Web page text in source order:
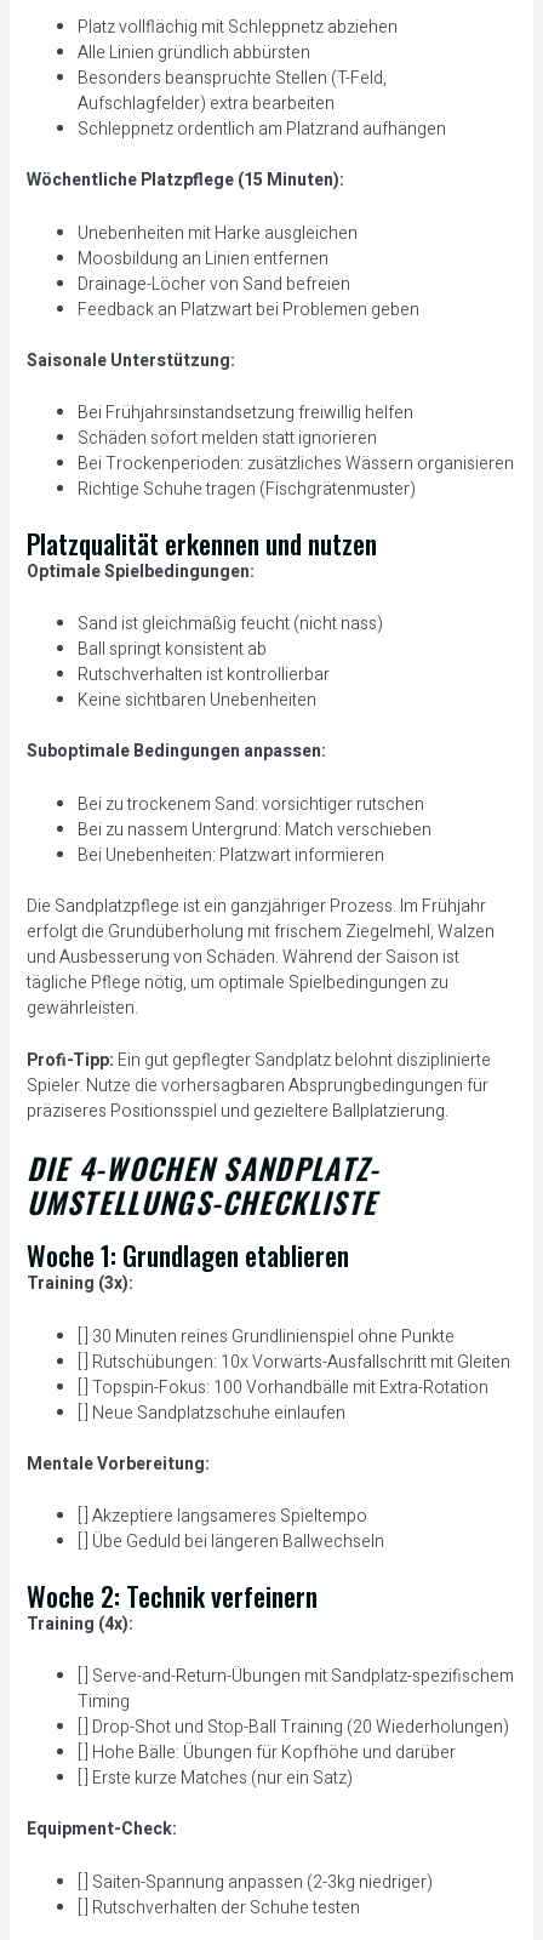
Platz vollflächig mit Schleppnetz abziehen
Alle Linien gründlich abbürsten
Besonders beanspruchte Stellen (T-Feld,
Aufschlagfelder) extra bearbeiten
Schleppnetz ordentlich am Platzrand aufhängen
Wöchentliche Platzpflege (15 Minuten):
Unebenheiten mit Harke ausgleichen
Moosbildung an Linien entfernen
Drainage-Löcher von Sand befreien
Feedback an Platzwart bei Problemen geben
Saisonale Unterstützung:
Bei Frühjahrsinstandsetzung freiwillig helfen
Schäden sofort melden statt ignorieren
Bei Trockenperioden: zusätzliches Wässern organisieren
Richtige Schuhe tragen (Fischgrätenmuster)
Platzqualität erkennen und nutzen
Optimale Spielbedingungen:
Sand ist gleichmäßig feucht (nicht nass)
Ball springt konsistent ab
Rutschverhalten ist kontrollierbar
Keine sichtbaren Unebenheiten
Suboptimale Bedingungen anpassen:
Bei zu trockenem Sand: vorsichtiger rutschen
Bei zu nassem Untergrund: Match verschieben
Bei Unebenheiten: Platzwart informieren
Die Sandplatzpflege ist ein ganzjähriger Prozess. Im Frühjahr
erfolgt die Grundüberholung mit frischem Ziegelmehl, Walzen
und Ausbesserung von Schäden. Während der Saison ist
tägliche Pflege nötig, um optimale Spielbedingungen zu
gewährleisten.
Profi-Tipp: Ein gut gepflegter Sandplatz belohnt disziplinierte
Spieler. Nutze die vorhersagbaren Absprungbedingungen für
präziseres Positionsspiel und gezieltere Ballplatzierung.
DIE 4-WOCHEN SANDPLATZ-
UMSTELLUNGS-CHECKLISTE
Woche 1: Grundlagen etablieren
Training (3x):
[ ] 30 Minuten reines Grundlinienspiel ohne Punkte
[ ] Rutschübungen: 10x Vorwärts-Ausfallschritt mit Gleiten
[ ] Topspin-Fokus: 100 Vorhandbälle mit Extra-Rotation
[ ] Neue Sandplatzschuhe einlaufen
Mentale Vorbereitung:
[ ] Akzeptiere langsameres Spieltempo
[ ] Übe Geduld bei längeren Ballwechseln
Woche 2: Technik verfeinern
Training (4x):
[ ] Serve-and-Return-Übungen mit Sandplatz-spezifischem
Timing
[ ] Drop-Shot und Stop-Ball Training (20 Wiederholungen)
[ ] Hohe Bälle: Übungen für Kopfhöhe und darüber
[ ] Erste kurze Matches (nur ein Satz)
Equipment-Check:
[ ] Saiten-Spannung anpassen (2-3kg niedriger)
[ ] Rutschverhalten der Schuhe testen